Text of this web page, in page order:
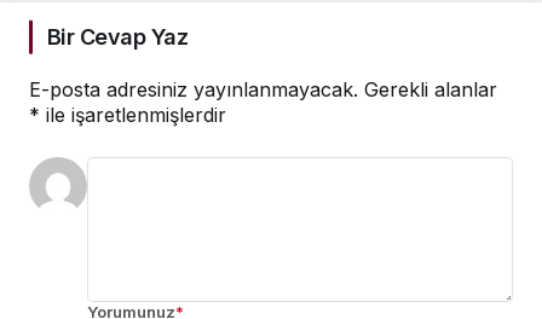
Bir Cevap Yaz
E-posta adresiniz yayınlanmayacak. Gerekli alanlar
* ile işaretlenmişlerdir
Yorumunuz*